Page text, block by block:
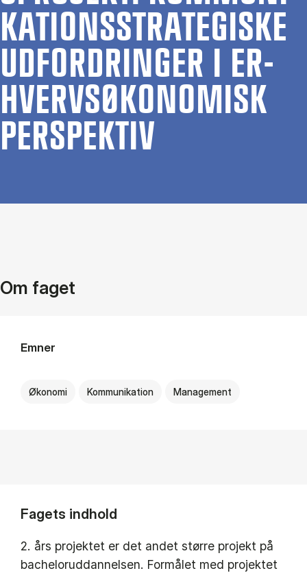
KA­TIONS­STRA­TE­GI­SKE
UD­FOR­DRIN­GER I ER­
HVERV­S­Ø­KO­NO­MISK
PER­SPEK­TIV
Om faget
Emner
Økonomi Kommunikation Management
Fagets indhold
2. års projektet er det andet større projekt på
bacheloruddannelsen. Formålet med projektet